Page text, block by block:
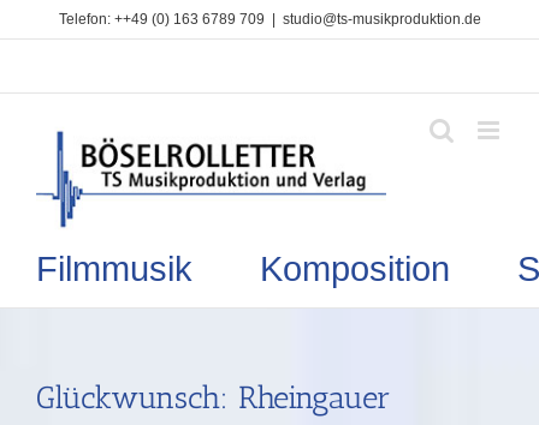
Telefon: ++49 (0) 163 6789 709 studio@ts-musikproduktion.de
Filmmusik Komposition
Glückwunsch: Rheingauer